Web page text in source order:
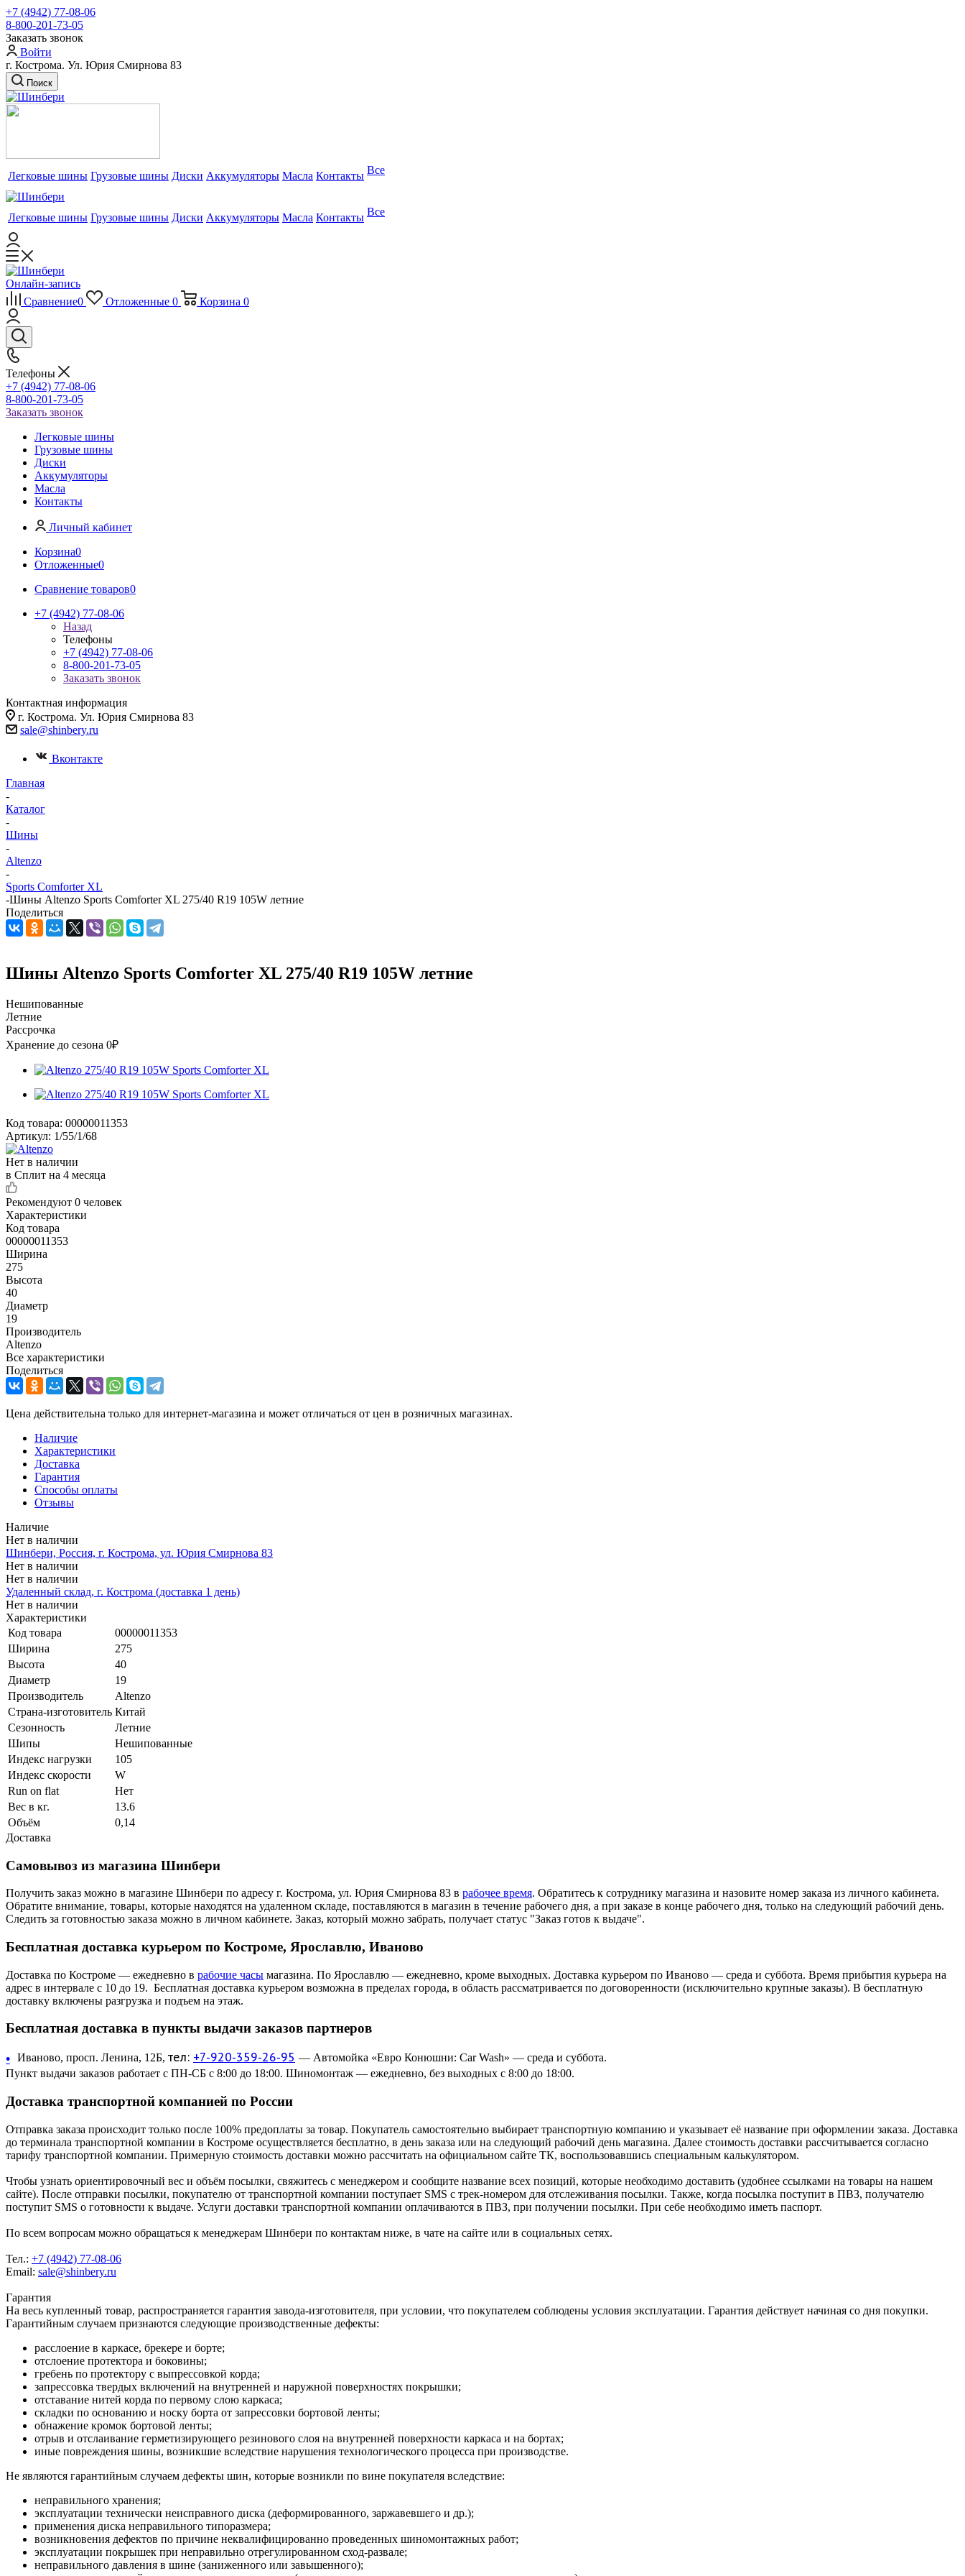
+7 (4942) 77-08-06
8-800-201-73-05
Заказать звонок
Войти
г. Кострома. Ул. Юрия Смирнова 83
Поиск
Легковые шины Грузовые шины Диски Аккумуляторы Масла Контакты Все
Легковые шины Грузовые шины Диски Аккумуляторы Масла Контакты Все
Онлайн-запись
Сравнение0 Отложенные 0 Корзина 0
Телефоны
+7 (4942) 77-08-06
8-800-201-73-05
Заказать звонок
Легковые шины
Грузовые шины
Диски
Аккумуляторы
Масла
Контакты
Личный кабинет
Корзина0
Отложенные0
Сравнение товаров0
+7 (4942) 77-08-06
Назад
Телефоны
+7 (4942) 77-08-06
8-800-201-73-05
Заказать звонок
Контактная информация
г. Кострома. Ул. Юрия Смирнова 83
sale@shinbery.ru
Вконтакте
Главная
-
Каталог
-
Шины
-
Altenzo
-
Sports Comforter XL
-Шины Altenzo Sports Comforter XL 275/40 R19 105W летние
Поделиться
Шины Altenzo Sports Comforter XL 275/40 R19 105W летние
Нешипованные
Летние
Рассрочка
Хранение до сезона 0₽
Код товара: 00000011353
Артикул: 1/55/1/68
Нет в наличии
в Сплит на 4 месяца
Рекомендуют 0 человек
Характеристики
Код товара
00000011353
Ширина
275
Высота
40
Диаметр
19
Производитель
Altenzo
Все характеристики
Поделиться
Цена действительна только для интернет-магазина и может отличаться от цен в розничных магазинах.
Наличие
Характеристики
Доставка
Гарантия
Способы оплаты
Отзывы
Наличие
Нет в наличии
Шинбери, Россия, г. Кострома, ул. Юрия Смирнова 83
Нет в наличии
Нет в наличии
Удаленный склад, г. Кострома (доставка 1 день)
Нет в наличии
Характеристики
Код товара
00000011353
Ширина
275
Высота
40
Диаметр
19
Производитель
Altenzo
Страна-изготовитель Китай
Сезонность
Летние
Шипы
Нешипованные
Индекс нагрузки
105
Индекс скорости
W
Run on flat
Нет
Вес в кг.
13.6
Объём
0,14
Доставка
Самовывоз из магазина Шинбери
Получить заказ можно в магазине Шинбери по адресу г. Кострома, ул. Юрия Смирнова 83 в рабочее время. Обратитесь к сотруднику магазина и назовите номер заказа из личного кабинета.
Обратите внимание, товары, которые находятся на удаленном складе, поставляются в магазин в течение рабочего дня, а при заказе в конце рабочего дня, только на следующий рабочий день.
Следить за готовностью заказа можно в личном кабинете. Заказ, который можно забрать, получает статус "Заказ готов к выдаче".
Бесплатная доставка курьером по Костроме, Ярославлю, Иваново
Доставка по Костроме — ежедневно в рабочие часы магазина. По Ярославлю — ежедневно, кроме выходных. Доставка курьером по Иваново — среда и суббота. Время прибытия курьера на
адрес в интервале с 10 до 19. Бесплатная доставка курьером возможна в пределах города, в область рассматривается по договоренности (исключительно крупные заказы). В бесплатную
доставку включены разгрузка и подъем на этаж.
Бесплатная доставка в пункты выдачи заказов партнеров
• Иваново, просп. Ленина, 12Б, тел: +7-920-359-26-95 — Автомойка «Евро Конюшни: Car Wash» — среда и суббота.
Пункт выдачи заказов работает с ПН-СБ с 8:00 до 18:00. Шиномонтаж — ежедневно, без выходных с 8:00 до 18:00.
Доставка транспортной компанией по России
Отправка заказа происходит только после 100% предоплаты за товар. Покупатель самостоятельно выбирает транспортную компанию и указывает её название при оформлении заказа. Доставка
до терминала транспортной компании в Костроме осуществляется бесплатно, в день заказа или на следующий рабочий день магазина. Далее стоимость доставки рассчитывается согласно
тарифу транспортной компании. Примерную стоимость доставки можно рассчитать на официальном сайте ТК, воспользовавшись специальным калькулятором.
Чтобы узнать ориентировочный вес и объём посылки, свяжитесь с менеджером и сообщите название всех позиций, которые необходимо доставить (удобнее ссылками на товары на нашем
сайте). После отправки посылки, покупателю от транспортной компании поступает SMS с трек-номером для отслеживания посылки. Также, когда посылка поступит в ПВЗ, получателю
поступит SMS о готовности к выдаче. Услуги доставки транспортной компании оплачиваются в ПВЗ, при получении посылки. При себе необходимо иметь паспорт.
По всем вопросам можно обращаться к менеджерам Шинбери по контактам ниже, в чате на сайте или в социальных сетях.
Тел.: +7 (4942) 77-08-06
Email: sale@shinbery.ru
Гарантия
На весь купленный товар, распространяется гарантия завода-изготовителя, при условии, что покупателем соблюдены условия эксплуатации. Гарантия действует начиная со дня покупки.
Гарантийным случаем признаются следующие производственные дефекты:
расслоение в каркасе, брекере и борте;
отслоение протектора и боковины;
гребень по протектору с выпрессовкой корда;
запрессовка твердых включений на внутренней и наружной поверхностях покрышки;
отставание нитей корда по первому слою каркаса;
складки по основанию и носку борта от запрессовки бортовой ленты;
обнажение кромок бортовой ленты;
отрыв и отслаивание герметизирующего резинового слоя на внутренней поверхности каркаса и на бортах;
иные повреждения шины, возникшие вследствие нарушения технологического процесса при производстве.
Не являются гарантийным случаем дефекты шин, которые возникли по вине покупателя вследствие:
неправильного хранения;
эксплуатации технически неисправного диска (деформированного, заржавевшего и др.);
применения диска неправильного типоразмера;
возникновения дефектов по причине неквалифицированно проведенных шиномонтажных работ;
эксплуатации покрышек при неправильно отрегулированном сход-развале;
неправильного давления в шине (заниженного или завышенного);